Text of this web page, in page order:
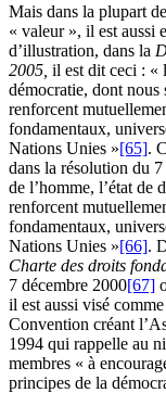
Mais dans la plupart
« valeur », il est aussi
d’illustration, dans la
2005, il est dit ceci : «
démocratie, dont nous
renforcent
fondamentaux,
Nations Unies »[65].
dans la résolution du
de l’homme, l’état de
renforcent
fondamentaux,
Nations Unies »[66].
Charte des droits
7 décembre 2000[67]
il est aussi visé
Convention créant
1994 qui rappelle au
membres « à
principes de la